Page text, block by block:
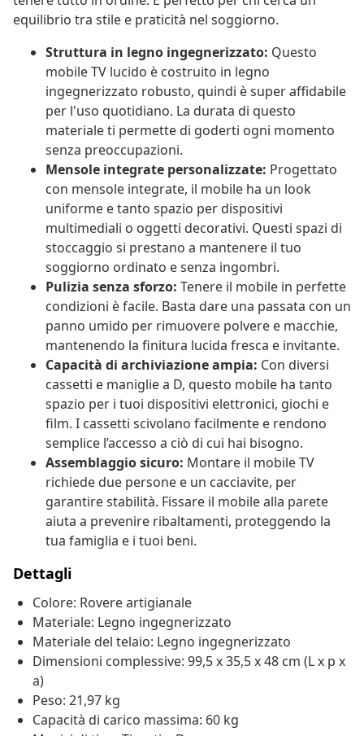
equilibrio tra stile e praticità nel soggiorno.
Struttura in legno ingegnerizzato: Questo
mobile TV lucido è costruito in legno
ingegnerizzato robusto, quindi è super affidabile
per l'uso quotidiano. La durata di questo
materiale ti permette di goderti ogni momento
senza preoccupazioni.
Mensole integrate personalizzate: Progettato
con mensole integrate, il mobile ha un look
uniforme e tanto spazio per dispositivi
multimediali o oggetti decorativi. Questi spazi di
stoccaggio si prestano a mantenere il tuo
soggiorno ordinato e senza ingombri.
Pulizia senza sforzo: Tenere il mobile in perfette
condizioni è facile. Basta dare una passata con un
panno umido per rimuovere polvere e macchie,
mantenendo la finitura lucida fresca e invitante.
Capacità di archiviazione ampia: Con diversi
cassetti e maniglie a D, questo mobile ha tanto
spazio per i tuoi dispositivi elettronici, giochi e
film. I cassetti scivolano facilmente e rendono
semplice l’accesso a ciò di cui hai bisogno.
Assemblaggio sicuro: Montare il mobile TV
richiede due persone e un cacciavite, per
garantire stabilità. Fissare il mobile alla parete
aiuta a prevenire ribaltamenti, proteggendo la
tua famiglia e i tuoi beni.
Dettagli
Colore: Rovere artigianale
Materiale: Legno ingegnerizzato
Materiale del telaio: Legno ingegnerizzato
Dimensioni complessive: 99,5 x 35,5 x 48 cm (L x p x
a)
Peso: 21,97 kg
Capacità di carico massima: 60 kg